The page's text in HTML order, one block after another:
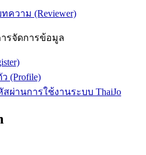
ความ (Reviewer)
รจัดการข้อมูล
(Profile)
ผ่านการใช้งานระบบ ThaiJo